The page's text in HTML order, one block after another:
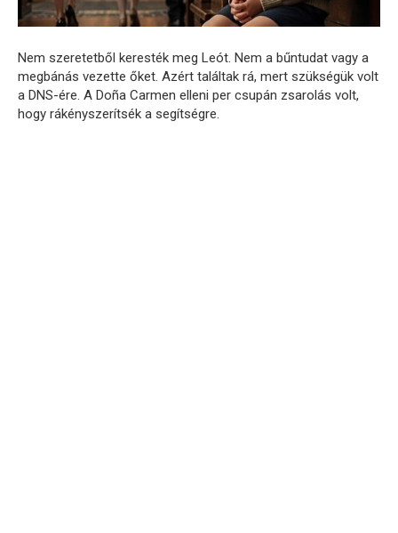
Nem szeretetből keresték meg Leót. Nem a bűntudat vagy a
megbánás vezette őket. Azért találtak rá, mert szükségük volt
a DNS-ére. A Doña Carmen elleni per csupán zsarolás volt,
hogy rákényszerítsék a segítségre.